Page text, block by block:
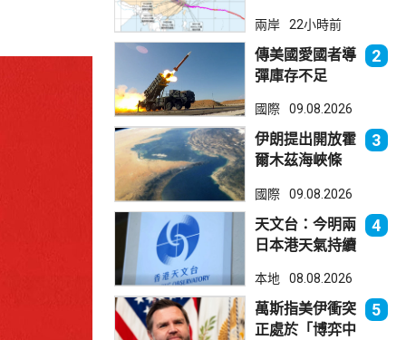
廿萬人
兩岸 22小時前
傳美國愛國者導
彈庫存不足
長促加快生產武
器
2
國際 09.08.2026
伊朗提出開放霍
爾木茲海峽條
賠償等
3
國際 09.08.2026
天文台：今明兩
日本港天氣持續
4
本地 08.08.2026
萬斯指美伊衝突
正處於「博弈中
5